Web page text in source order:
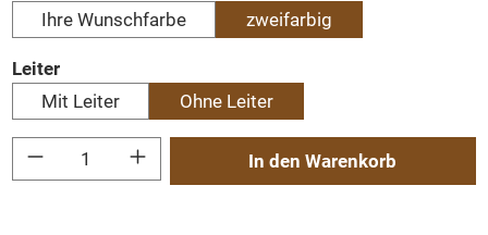
Ihre Wunschfarbe
zweifarbig
Leiterauswählen
Mit Leiter
Ohne Leiter
Produkt Anzahl: Gib den gewünschten Wert ein oder benutze die Schaltflächen
In den Warenkorb